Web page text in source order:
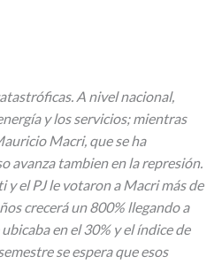
A nivel nacional,
y los servicios; mientras
Macri, que se ha
avanza tambien en la represión.
el PJ le votaron a Macri más de
crecerá un 800% llegando a
en el 30% y el índice de
se espera que esos